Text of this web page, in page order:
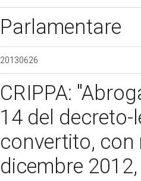
Parlamentare
20130626
CRIPPA:
14 del
convertito, con
dicembre